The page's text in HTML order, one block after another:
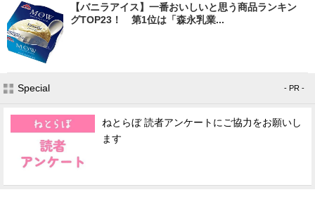
【バニラアイス】一番おいしいと思う商品ランキン
グTOP23！ 第1位は「森永乳業...
Special - PR -
ねとらぼ 読者アンケートにご協力をお願いし
ます